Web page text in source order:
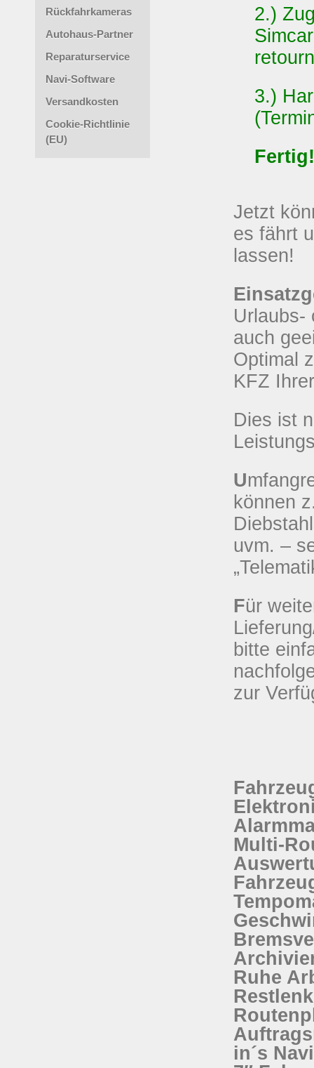
Rückfahrkameras
Autohaus-Partner
Reparaturservice
Navi-Software
Versandkosten
Cookie-Richtlinie
(EU)
2.)
3.)
Jetzt
es fährt
lassen!
Urlaubs-
auch
Optimal
KFZ
Dies ist
U
können
uvm. –
Für
bitte
zur
Multi-
Ruhe
in´s